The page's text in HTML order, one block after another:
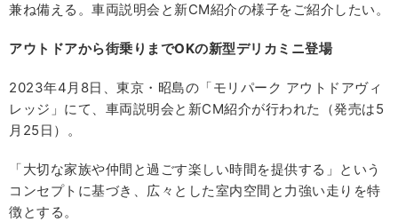
兼ね備える。車両説明会と新CM紹介の様子をご紹介したい。
アウトドアから街乗りまでOKの新型デリカミニ登場
2023年4月8日、東京・昭島の「モリパーク アウトドアヴィ
レッジ」にて、車両説明会と新CM紹介が行われた（発売は5
月25日）。
「大切な家族や仲間と過ごす楽しい時間を提供する」という
コンセプトに基づき、広々とした室内空間と力強い走りを特
徴とする。